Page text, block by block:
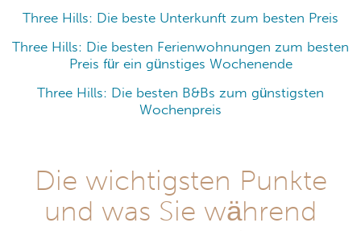
Three Hills: Die beste Unterkunft zum besten Preis
Three Hills: Die besten Ferienwohnungen zum besten
Preis für ein günstiges Wochenende
Three Hills: Die besten B&Bs zum günstigsten
Wochenpreis
Die wichtigsten Punkte
und was Sie während